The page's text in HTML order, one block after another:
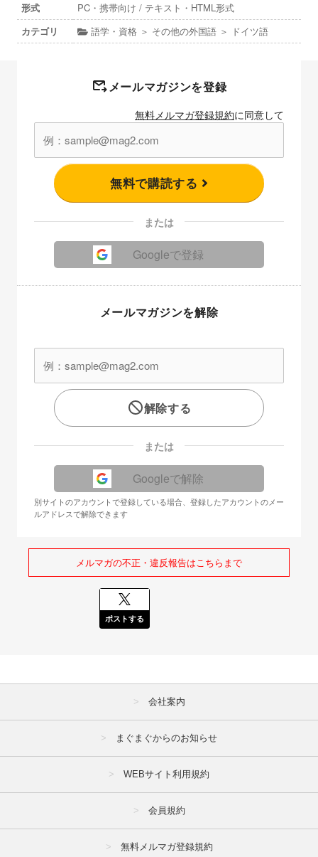
形式
PC・携帯向け / テキスト・HTML形式
カテゴリ
語学・資格 ＞ その他の外国語 ＞ ドイツ語
メールマガジンを登録
無料メルマガ登録規約に同意して
無料で購読する
または
Googleで登録
メールマガジンを解除
解除する
または
Googleで解除
別サイトのアカウントで登録している場合、登録したアカウントのメー
ルアドレスで解除できます
メルマガの不正・違反報告はこちらまで
ポストする
会社案内
まぐまぐからのお知らせ
WEBサイト利用規約
会員規約
無料メルマガ登録規約